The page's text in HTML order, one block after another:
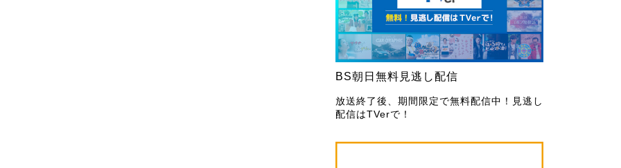
BS朝日無料見逃し配信
放送終了後、期間限定で無料配信中！見逃し
配信はTVerで！